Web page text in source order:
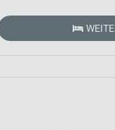
personalisierter
oder